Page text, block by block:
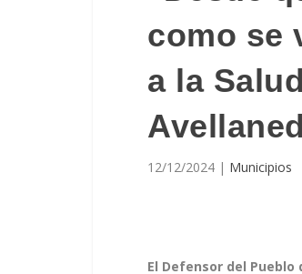
como se
a la
12/12/2024 | Municipios
El Defensor del